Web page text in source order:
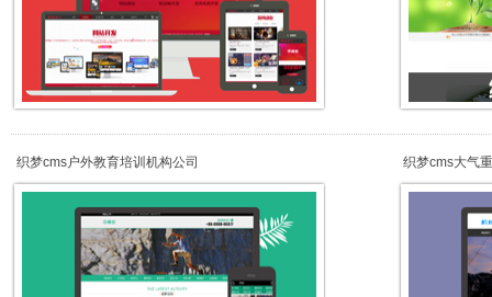
织梦cms户外教育培训机构公司 织梦cms大气